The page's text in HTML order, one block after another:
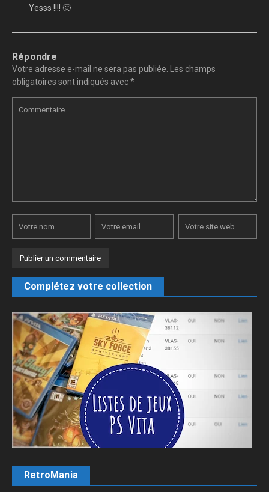
Yesss !!!! 🙂
Répondre
Votre adresse e-mail ne sera pas publiée.
Les champs
obligatoires sont indiqués avec*
Complétez votre collection
RetroMania